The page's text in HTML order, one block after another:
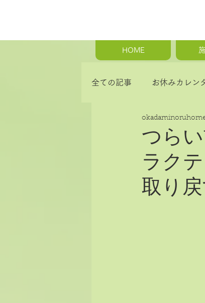
HOME
全ての記事 お休みカレン
首の痛み・肩こり・背中
骨盤矯正・産後の骨盤矯
つら
ラク
取り